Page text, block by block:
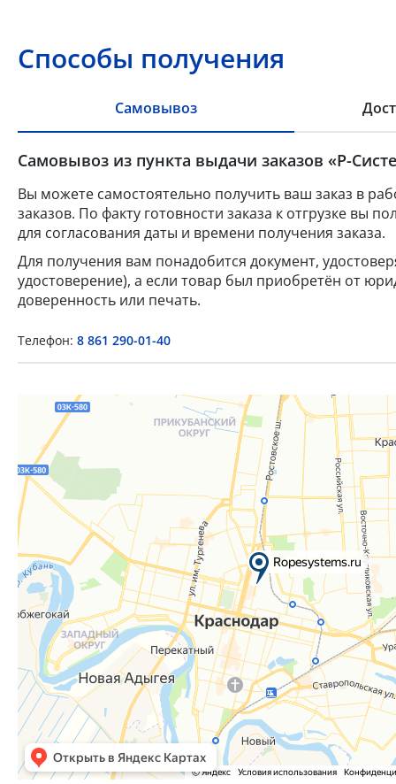
Способы получения
Самовывоз
Самовывоз из пункта выдачи заказов «Р-
Вы можете самостоятельно получить ваш заказ в
заказов. По факту готовности заказа к отгрузке вы
для согласования даты и времени получения заказа.
Для получения вам понадобится документ,
удостоверение), а если товар был приобретён от
доверенность или печать.
Телефон: 8 861 290-01-40